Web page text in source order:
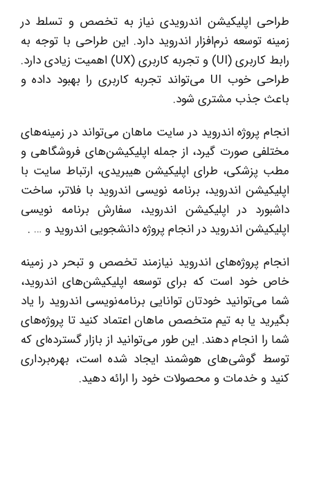
طراحی اپلیکیشن اندرویدی نیاز به تخصص و تسلط در
زمینه توسعه نرم‌افزار اندروید دارد. این طراحی با توجه به
رابط کاربری (UI) و تجربه کاربری (UX) اهمیت زیادی دارد.
طراحی خوب UI می‌تواند تجربه کاربری را بهبود داده و
باعث جذب مشتری شود.
انجام پروژه‌ اندروید در سایت ماهان می‌تواند در زمینه‌های
مختلفی صورت گیرد، از جمله اپلیکیشن‌های فروشگاهی و
مطب پزشکی، طرای اپلیکیشن هیبریدی، ارتباط سایت با
اپلیکیشن اندروید، برنامه نویسی اندروید با فلاتر، ساخت
داشبورد در اپلیکیشن اندروید، سفارش برنامه نویسی
اپلیکیشن اندروید در انجام پروژه دانشجویی اندروید و … .
انجام پروژه‌های اندروید نیازمند تخصص و تبحر در زمینه
خاص خود است که برای توسعه اپلیکیشن‌های اندروید،
شما می‌توانید خودتان توانایی برنامه‌نویسی اندروید را یاد
بگیرید یا به تیم متخصص ماهان اعتماد کنید تا پروژه‌های
شما را انجام دهند. این طور می‌توانید از بازار گسترده‌ای که
توسط گوشی‌های هوشمند ایجاد شده است، بهره‌برداری
کنید و خدمات و محصولات خود را ارائه دهید.